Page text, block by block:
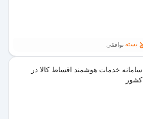
بسته توافقی
سامانه خدمات هوشمند اقساط کالا در
کشور